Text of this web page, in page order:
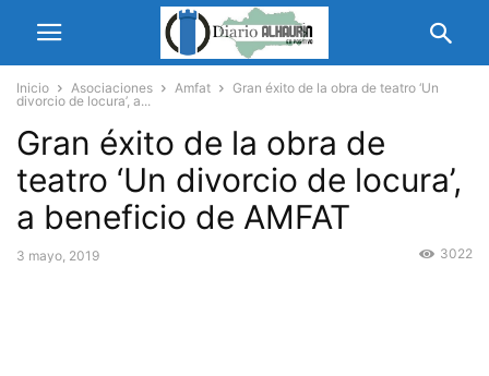
Inicio Asociaciones Amfat
Gran éxito de la obra de teatro ‘Un
divorcio de locura’, a...
Gran éxito de la obra de
teatro ‘Un divorcio de locura’,
a beneficio de AMFAT
3 mayo, 2019 3022